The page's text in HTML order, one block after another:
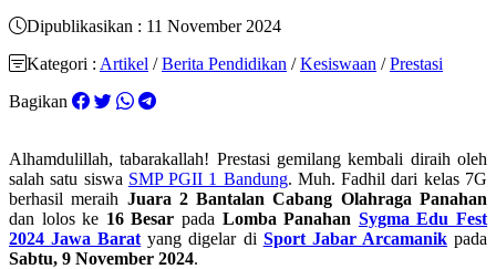
Dipublikasikan : 11 November 2024
Kategori : Artikel /Berita Pendidikan /Kesiswaan /Prestasi
Bagikan
Alhamdulillah, tabarakallah! Prestasi gemilang kembali diraih oleh
salah satu siswa SMP PGII 1 Bandung. Muh. Fadhil dari kelas 7G
berhasil meraih Juara 2 Bantalan Cabang Olahraga Panahan
dan lolos ke 16 Besar pada Lomba Panahan Sygma Edu Fest
2024 Jawa Barat yang digelar di Sport Jabar Arcamanikpada
Sabtu, 9 November 2024.